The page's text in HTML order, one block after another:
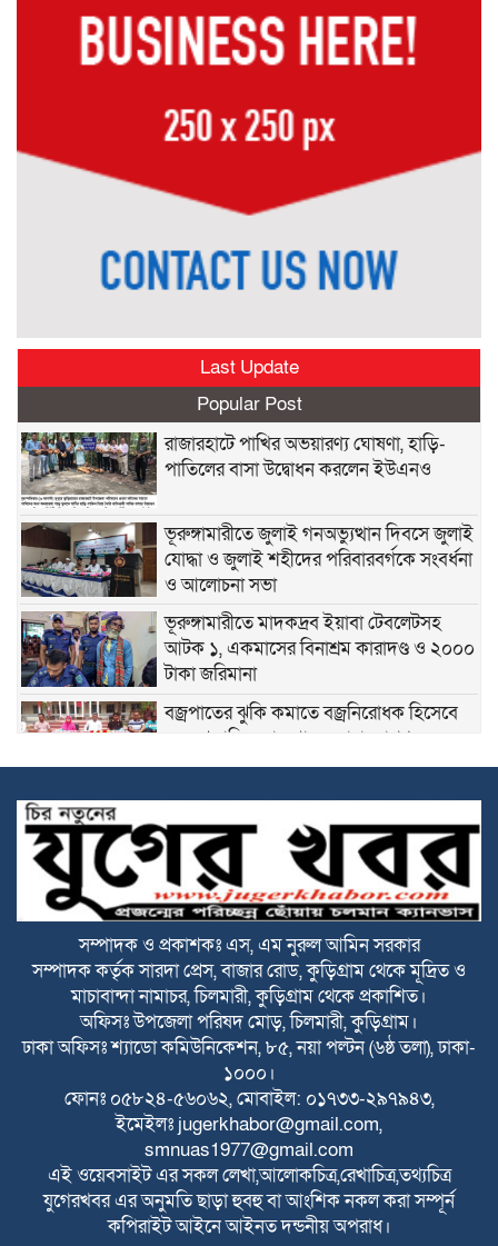
Last Update
Popular Post
রাজারহাটে পাখির অভয়ারণ্য ঘোষণা, হাড়ি-
পাতিলের বাসা উদ্বোধন করলেন ইউএনও
ভূরুঙ্গামারীতে জুলাই গনঅভ্যুত্থান দিবসে জুলাই
যোদ্ধা ও জুলাই শহীদের পরিবারবর্গকে সংবর্ধনা
ও আলোচনা সভা
ভূরুঙ্গামারীতে মাদকদ্রব ইয়াবা টেবলেটসহ
আটক ১, একমাসের বিনাশ্রম কারাদণ্ড ও ২০০০
টাকা জরিমানা
বজ্রপাতের ঝুকি কমাতে বজ্রনিরোধক হিসেবে
দেড় শতাধিক তাল গাছের চারা রোপণ
২০ আগস্ট রাষ্ট্রপতি নির্বাচন
ফ্যাসিবাদবিরোধী আন্দোলনে হত্যাকাণ্ডের বিচার
হবে স্বচ্ছ ও নিরপেক্ষ: প্রধানমন্ত্রী
রাজারহাটে শহীদ রাজিবের কবরে শুদ্ধা নিবেদন
করলেন উপজেলা প্রশাসন
বাঁশঝাড় থেকে বিপুল পরিমাণ ভারতীয় প্যান্টের
কাপড়,প্যান্টপিস ও ৬০ কেজি জিরা জব্দ
বাংলাদেশে বিনিয়োগ এবং আরও দক্ষ কর্মী
নিতে আগ্রহী সৌদি আরব : পররাষ্ট্র প্রতিমন্ত্রী
সম্পাদক ও প্রকাশকঃ এস, এম নুরুল আমিন সরকার
সম্পাদক কর্তৃক সারদা প্রেস, বাজার রোড, কুড়িগ্রাম থেকে মূদ্রিত ও
মাচাবান্দা নামাচর, চিলমারী, কুড়িগ্রাম থেকে প্রকাশিত।
অফিসঃ উপজেলা পরিষদ মোড়, চিলমারী, কুড়িগ্রাম।
ঢাকা অফিসঃ শ্যাডো কমিউনিকেশন, ৮৫, নয়া পল্টন (৬ষ্ঠ তলা), ঢাকা-
১০০০।
ফোনঃ ০৫৮২৪-৫৬০৬২, মোবাইল: ০১৭৩৩-২৯৭৯৪৩,
ইমেইলঃ jugerkhabor@gmail.com,
smnuas1977@gmail.com
এই ওয়েবসাইট এর সকল লেখা,আলোকচিত্র,রেখাচিত্র,তথ্যচিত্র
যুগেরখবর এর অনুমতি ছাড়া হুবহু বা আংশিক নকল করা সম্পূর্ন
কপিরাইট আইনে আইনত দন্ডনীয় অপরাধ।